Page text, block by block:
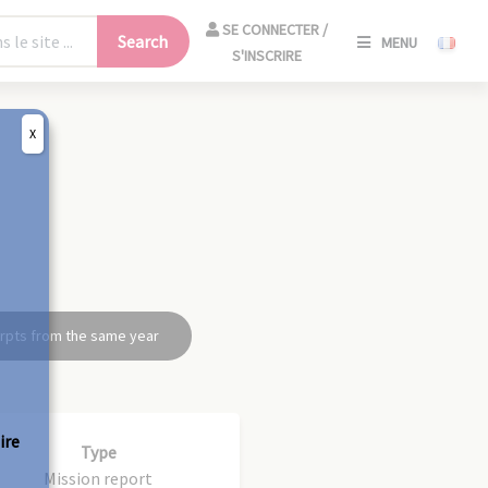
Search
SE CONNECTER /
S'INSCRIRE
MENU
from the same year
Type
Mission report
X